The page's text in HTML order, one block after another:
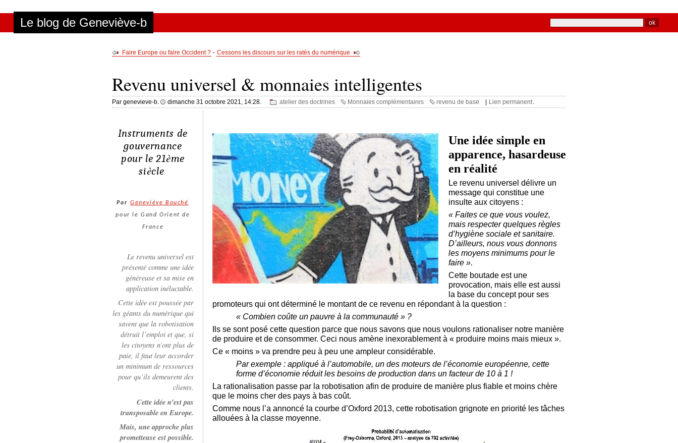
Le blog de Geneviève-b
Faire Europe ou faire Occident ? - Cessons les discours sur les ratés du numérique
Revenu universel & monnaies intelligentes
Par genevieve-b. dimanche 31 octobre 2021, 14:28. atelier des doctrines Monnaies complémentaires revenu de base Lien permanent.
Instruments de
gouvernance
pour le 21ème
siècle
Par Geneviève Bouché
pour le Gand Orient de
France
Le revenu universel est
présenté comme une idée
généreuse et sa mise en
application inéluctable.
Cette idée est poussée par
les géants du numérique qui
savent que la robotisation
détruit l’emploi et que, si
les citoyens n’ont plus de
paie, il faut leur accorder
un minimum de ressources
pour qu’ils demeurent des
clients.
Cette idée n’est pas
transposable en Europe.
Mais, une approche plus
prometteuse est possible.
Une idée simple en
apparence, hasardeuse
en réalité
Le revenu universel délivre un
message qui constitue une
insulte aux citoyens :
« Faites ce que vous voulez,
mais respecter quelques règles
d’hygiène sociale et sanitaire.
D’ailleurs, nous vous donnons
les moyens minimums pour le
faire ».
Cette boutade est une
provocation, mais elle est aussi
la base du concept pour ses
promoteurs qui ont déterminé le montant de ce revenu en répondant à la question :
« Combien coûte un pauvre à la communauté » ?
Ils se sont posé cette question parce que nous savons que nous voulons rationaliser notre manière
de produire et de consommer. Ceci nous amène inexorablement à « produire moins mais mieux ».
Ce « moins » va prendre peu à peu une ampleur considérable.
Par exemple : appliqué à l’automobile, un des moteurs de l’économie européenne, cette
forme d’économie réduit les besoins de production dans un facteur de 10 à 1 !
La rationalisation passe par la robotisation afin de produire de manière plus fiable et moins chère
que le moins cher des pays à bas coût.
Comme nous l’a annoncé la courbe d’Oxford 2013, cette robotisation grignote en priorité les tâches
allouées à la classe moyenne.